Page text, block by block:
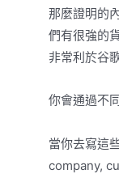
那麼證明的
們有很強的
非常利於谷
你會通過不
當你去寫這
company,